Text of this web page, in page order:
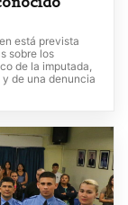
está prevista
sobre los
de la imputada,
de una denuncia